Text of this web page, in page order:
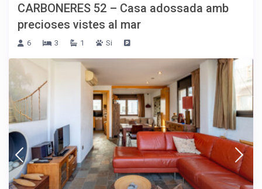
CARBONERES 52 – Casa adossada amb
precioses vistes al mar
6 3 1 Si